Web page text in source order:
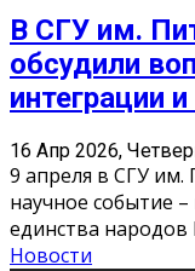
В СГУ им.
обсудили
интеграции
16 Апр 2026,
9 апреля в СГУ им.
научное событие
единства народов
Новости